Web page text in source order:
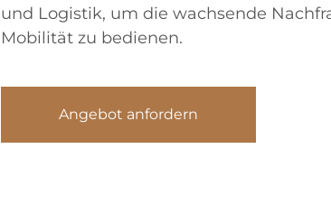
und Logistik, um die wachsende
Mobilität zu bedienen.
Angebot anfordern